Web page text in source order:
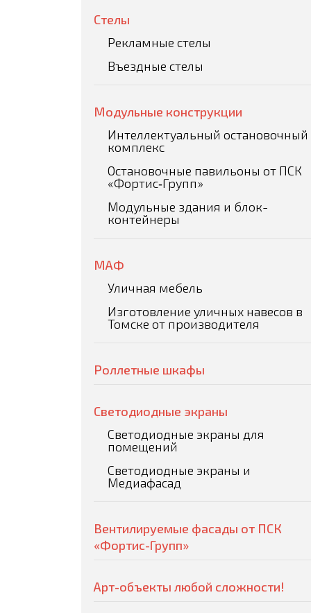
Стелы
Рекламные стелы
Въездные стелы
Модульные конструкции
Интеллектуальный остановочный
комплекс
Остановочные павильоны от ПСК
«Фортис‑Групп»
Модульные здания и блок-
контейнеры
МАФ
Уличная мебель
Изготовление уличных навесов в
Томске от производителя
Роллетные шкафы
Светодиодные экраны
Светодиодные экраны для
помещений
Светодиодные экраны и
Медиафасад
Вентилируемые фасады от ПСК
«Фортис-Групп»
Арт-объекты любой сложности!